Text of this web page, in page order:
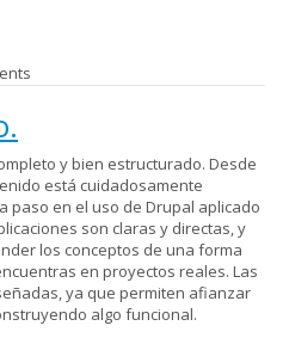
y bien estructurado. Desde
está cuidadosamente
paso en el uso de Drupal aplicado
son claras y directas, y
los conceptos de una forma
en proyectos reales. Las
ya que permiten afianzar
algo funcional.